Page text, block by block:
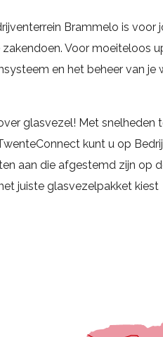
Brammelo is
Voor moeiteloos
en het beheer van
glasvezel! Met
kunt u op
aan die afgestemd zijn op
juiste glasvezelpakket kiest